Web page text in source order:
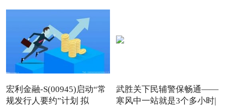
宏利金融-S(00945)启动“常
规发行人要约”计划 拟
武胜关下民辅警保畅通——
寒风中一站就是3个多小时|